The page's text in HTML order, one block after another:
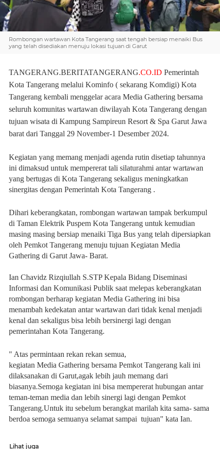
Rombongan wartawan Kota Tangerang saat tengah bersiap menaiki Bus
yang telah disediakan menuju lokasi tujuan di Garut
TANGERANG.BERITATANGERANG.CO.ID Pemerintah
Kota Tangerang melalui Kominfo ( sekarang Komdigi) Kota
Tangerang kembali menggelar acara Media Gathering bersama
seluruh komunitas wartawan diwilayah Kota Tangerang dengan
tujuan wisata di Kampung Sampireun Resort & Spa Garut Jawa
barat dari Tanggal 29 November-1 Desember 2024.
Kegiatan yang memang menjadi agenda rutin disetiap tahunnya
ini dimaksud untuk mempererat tali silaturahmi antar wartawan
yang bertugas di Kota Tangerang sekaligus meningkatkan
sinergitas dengan Pemerintah Kota Tangerang .
Dihari keberangkatan, rombongan wartawan tampak berkumpul
di Taman Elektrik Puspem Kota Tangerang untuk kemudian
masing masing bersiap menaiki Tiga Bus yang telah dipersiapkan
oleh Pemkot Tangerang menuju tujuan Kegiatan Media
Gathering di Garut Jawa- Barat.
Ian Chavidz Rizqiullah S.STP Kepala Bidang Diseminasi
Informasi dan Komunikasi Publik saat melepas keberangkatan
rombongan berharap kegiatan Media Gathering ini bisa
menambah kedekatan antar wartawan dari tidak kenal menjadi
kenal dan sekaligus bisa lebih bersinergi lagi dengan
pemerintahan Kota Tangerang.
" Atas permintaan rekan rekan semua,
kegiatan Media Gathering bersama Pemkot Tangerang kali ini
dilaksanakan di Garut,agak lebih jauh memang dari
biasanya.Semoga kegiatan ini bisa mempererat hubungan antar
teman-teman media dan lebih sinergi lagi dengan Pemkot
Tangerang.Untuk itu sebelum berangkat marilah kita sama- sama
berdoa semoga semuanya selamat sampai tujuan" kata Ian.
Lihat juga